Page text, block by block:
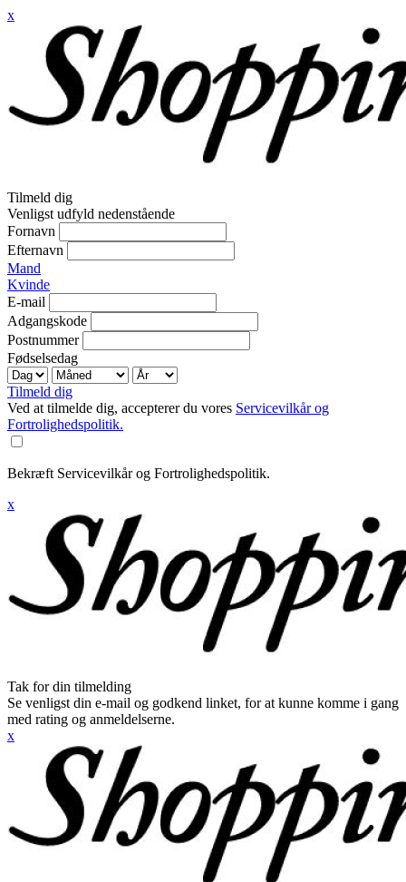
x
Tilmeld dig
Venligst udfyld nedenstående
Fornavn
Efternavn
Mand
Kvinde
E-mail
Adgangskode
Postnummer
Fødselsedag
Tilmeld dig
Ved at tilmelde dig, accepterer du vores Servicevilkår og
Fortrolighedspolitik.
Bekræft Servicevilkår og Fortrolighedspolitik.
x
Tak for din tilmelding
Se venligst din e-mail og godkend linket, for at kunne komme i gang
med rating og anmeldelserne.
x